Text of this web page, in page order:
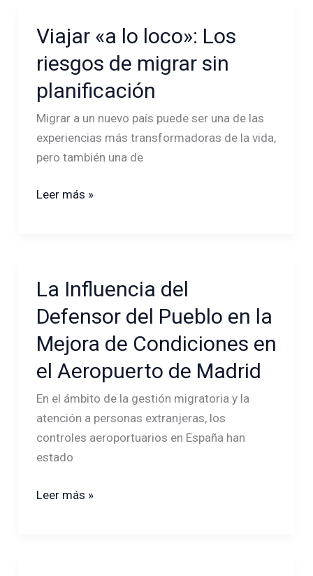
Viajar «a lo loco»: Los
riesgos de migrar sin
planificación
Migrar a un nuevo país puede ser una de las
experiencias más transformadoras de la vida,
pero también una de
Viajar
lo
loco»:
riesgos
migrar
sin
Leer más »
La Influencia del
Defensor del Pueblo en la
Mejora de Condiciones en
el Aeropuerto de Madrid
En el ámbito de la gestión migratoria y la
atención a personas extranjeras, los
controles aeroportuarios en España han
estado
La
Influencia
del
Defensor
del
Pueblo
en
la
Mejora
de
en
Leer más »